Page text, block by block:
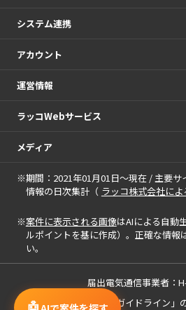
システム連携
アカウント
運営情報
ラッコWebサービス
メディア
※期間：2021年01月01日～現在 / 主要サ
情報の日次集計（ ラッコ株式会社に
※案件に表示される画像はAIによる自動
ルポイントを基に作成）。正確な情報
い。
届出電気通信事業者：
「中小M&Aガイドライン」